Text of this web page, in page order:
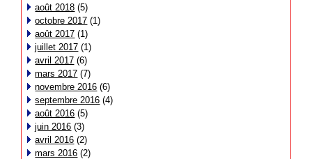
août 2018 (5)
octobre 2017 (1)
août 2017 (1)
juillet 2017 (1)
avril 2017 (6)
mars 2017 (7)
novembre 2016 (6)
septembre 2016 (4)
août 2016 (5)
juin 2016 (3)
avril 2016 (2)
mars 2016 (2)